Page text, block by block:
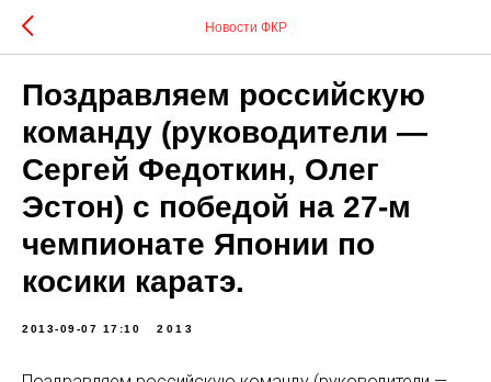
Новости ФКР
Поздравляем российскую
команду (руководители —
Сергей Федоткин, Олег
Эстон) с победой на 27-м
чемпионате Японии по
косики каратэ.
2013-09-07 17:10 2013